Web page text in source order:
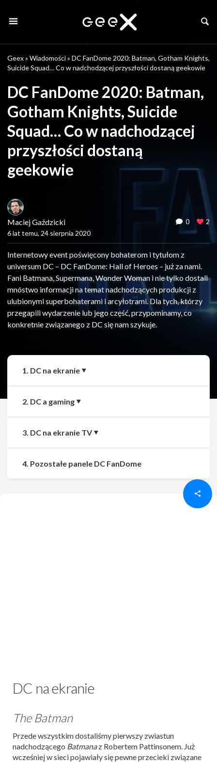
Geex» Wiadomości» DC FanDome 2020: Batman, Gotham Knights,
Suicide Squad… Co w nadchodzącej przyszłości dostaną geekowie
DC FanDome 2020: Batman,
Gotham Knights, Suicide
Squad… Co w nadchodzącej
przyszłości dostaną
geekowie
Maciej Gaździcki
6 lat temu, 24 sierpnia 2020
0 2
Internetowy event poświęcony bohaterom i tytułom z
universum DC – DC FanDome: Hall of Heroes – już za nami.
Fani Batmana, Supermana, Wonder Woman i nie tylko dostali
mnóstwo informacji na temat nadchodzących produkcji z
ulubionymi superbohaterami i arcyłotrami. Dla tych, którzy
przegapili wydarzenie lub jego część, przypominamy, co
konkretnie związanego z DC się nam szykuje.
Udostępnij
DC na ekranie
The Batman
Przede wszystkim dostaliśmy pierwszy zwiastun
nadchodzącego Batmanaz Robertem Pattinsonem. Już
wcześniej w sieci pojawiały się pewne przecieki związane
1. DC na ekranie
2. DC a gaming
3. DC na ekranie TV
4. Pozostałe panele DC FanDome